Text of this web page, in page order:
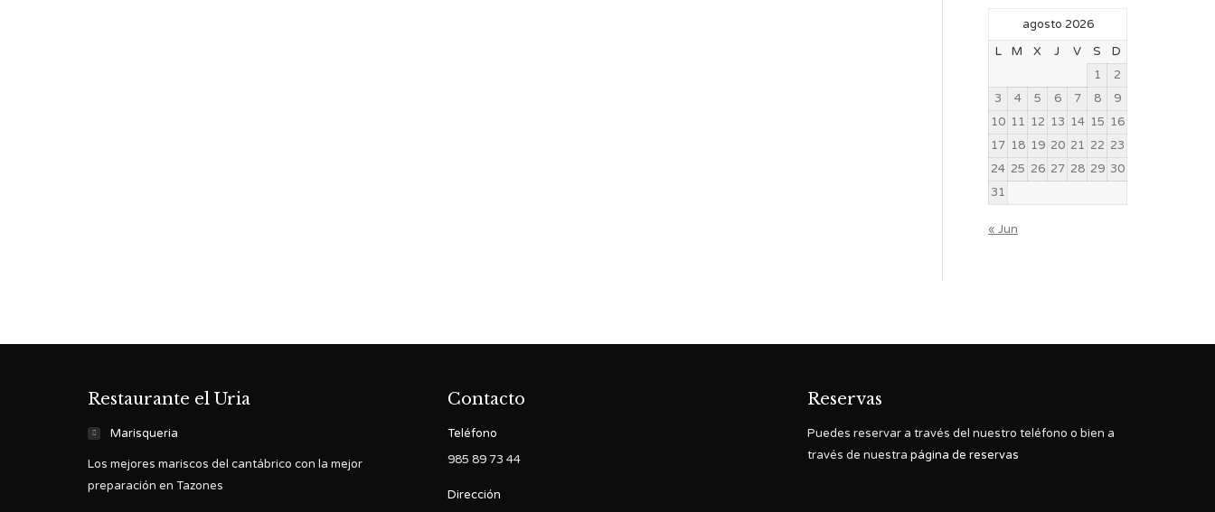
agosto 2026
L
M X J V S
D
1
2
3
4 5 6 7 8
9
10 11 12 13 14 15 16
17 18 19 20 21 22 23
24 25 26 27 28 29 30
31
« Jun
Restaurante el Uria
Marisqueria
Los mejores mariscos del cantábrico con la mejor
preparación en Tazones
Contacto
Teléfono
985 89 73 44
Dirección
Reservas
Puedes reservar a través del nuestro teléfono o bien a
través de nuestra página de reservas